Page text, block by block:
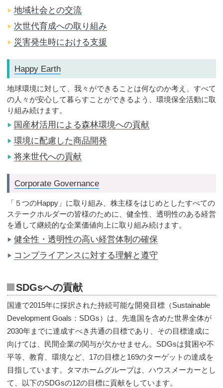
▶ 地域社会との交流
▶ 次世代育成への取り組み
▶ 災害発生時における支援
Happy Earth
地球環境に対して、我々ができることは何なのか考え、すべて
の人々が安心して暮らすことができるよう、環境保全活動に取
り組み続けます。
▶ 国産材活用による森林環境への貢献
▶ 環境に配慮した商品開発
▶ 将来世代への貢献
Corporate Governance
「５つのHappy」に取り組み、株主様をはじめとしたすべての
ステークホルダーの皆様のために、健全性、透明性のある経営
を通して継続的な企業価値向上に取り組み続けます。
▶ 健全性・透明性の高い経営体制の確保
▶ コンプライアンスに対する理解と遵守
SDGsへの貢献
国連で2015年に採択された持続可能な開発目標（Sustainable
Development Goals：SDGs）は、先進国を含めた世界全体が
2030年までに達成すべき共通の目標であり、その目標達成に
向けては、民間企業の関与が欠かせません。SDGsは貧困や不
平等、教育、環境など、17の目標と169のターゲットの達成を
目指しています。タマホームグループは、ハウスメーカーとし
て、以下のSDGsの12の目標に貢献をしています。